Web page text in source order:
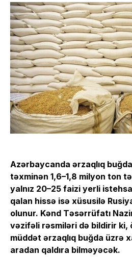
Azərbaycanda ərzaqlıq
təxminən 1,6–1,8 milyon ton
yalnız 20–25 faizi yerli
qalan hissə isə xüsusilə
olunur. Kənd Təsərrüfatı
vəzifəli rəsmiləri də bildirir ki,
müddət ərzaqlıq buğda üzrə
aradan qaldıra bilməyəcək.